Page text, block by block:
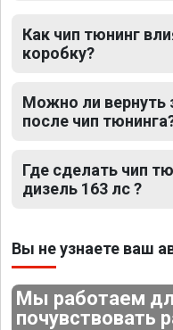
Как чип тюнинг
коробку?
Можно ли вернуть
после чип
Где сделать чип
дизель 163 лс ?
Вы не узнаете ваш
Мы работаем
почувствовать